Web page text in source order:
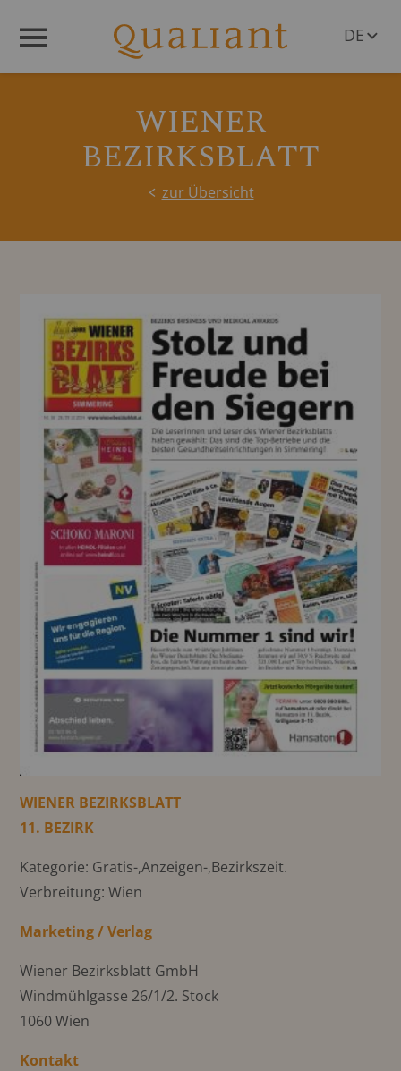
DE
WIENER
BEZIRKSBLATT
zur Übersicht
WIENER BEZIRKSBLATT
11. BEZIRK
Kategorie: Gratis-,Anzeigen-,Bezirkszeit.
Verbreitung: Wien
Marketing / Verlag
Wiener Bezirksblatt GmbH
Windmühlgasse 26/1/2. Stock
1060 Wien
Kontakt